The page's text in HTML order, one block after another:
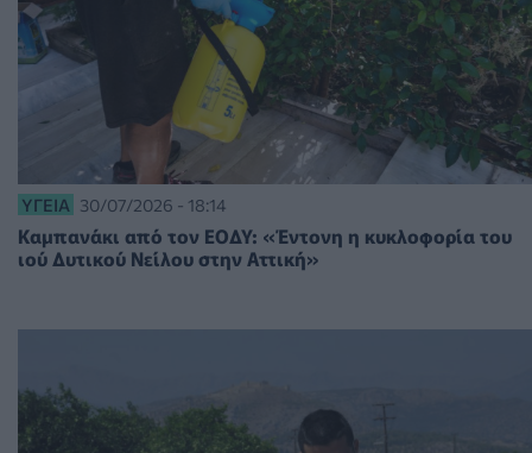
ΥΓΕΊΑ 30/07/2026 - 18:14
Καμπανάκι από τον ΕΟΔΥ: «Έντονη η κυκλοφορία του
ιού Δυτικού Νείλου στην Αττική»